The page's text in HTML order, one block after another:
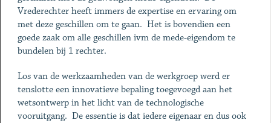
Vrederechter heeft immers de expertise en ervaring om
met deze geschillen om te gaan. Het is bovendien een
goede zaak om alle geschillen ivm de mede-eigendom te
bundelen bij 1 rechter.
Los van de werkzaamheden van de werkgroep werd er
tenslotte een innovatieve bepaling toegevoegd aan het
wetsontwerp in het licht van de technologische
vooruitgang. De essentie is dat iedere eigenaar en dus ook